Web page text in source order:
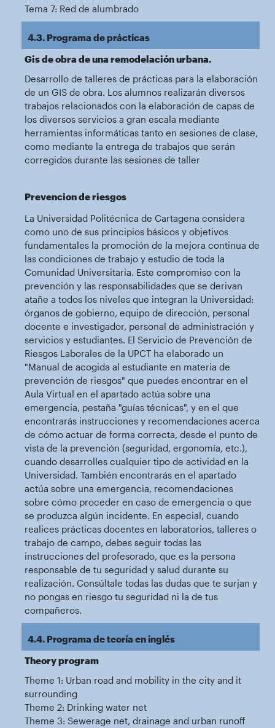
Tema 7: Red de alumbrado
4.3. Programa de prácticas
Gis de obra de una remodelación urbana.
Desarrollo de talleres de prácticas para la elaboración
de un GIS de obra. Los alumnos realizarán diversos
trabajos relacionados con la elaboración de capas de
los diversos servicios a gran escala mediante
herramientas informáticas tanto en sesiones de clase,
como mediante la entrega de trabajos que serán
corregidos durante las sesiones de taller
Prevencion de riesgos
La Universidad Politécnica de Cartagena considera
como uno de sus principios básicos y objetivos
fundamentales la promoción de la mejora continua de
las condiciones de trabajo y estudio de toda la
Comunidad Universitaria. Este compromiso con la
prevención y las responsabilidades que se derivan
atañe a todos los niveles que integran la Universidad:
órganos de gobierno, equipo de dirección, personal
docente e investigador, personal de administración y
servicios y estudiantes. El Servicio de Prevención de
Riesgos Laborales de la UPCT ha elaborado un
"Manual de acogida al estudiante en materia de
prevención de riesgos" que puedes encontrar en el
Aula Virtual en el apartado actúa sobre una
emergencia, pestaña "guías técnicas", y en el que
encontrarás instrucciones y recomendaciones acerca
de cómo actuar de forma correcta, desde el punto de
vista de la prevención (seguridad, ergonomía, etc.),
cuando desarrolles cualquier tipo de actividad en la
Universidad. También encontrarás en el apartado
actúa sobre una emergencia, recomendaciones
sobre cómo proceder en caso de emergencia o que
se produzca algún incidente. En especial, cuando
realices prácticas docentes en laboratorios, talleres o
trabajo de campo, debes seguir todas las
instrucciones del profesorado, que es la persona
responsable de tu seguridad y salud durante su
realización. Consúltale todas las dudas que te surjan y
no pongas en riesgo tu seguridad ni la de tus
compañeros.
4.4. Programa de teoría en inglés
Theory program
Theme 1: Urban road and mobility in the city and it
surrounding
Theme 2: Drinking water net
Theme 3: Sewerage net, drainage and urban runoff